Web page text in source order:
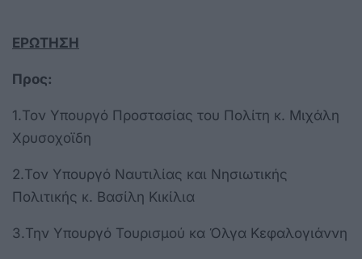
ΕΡΩΤΗΣΗ
Προς:
1.Τον Υπουργό Προστασίας του Πολίτη κ. Μιχάλη
Χρυσοχοϊδη
2.Τον Υπουργό Ναυτιλίας και Νησιωτικής
Πολιτικής κ. Βασίλη Κικίλια
3.Την Υπουργό Τουρισμού κα Όλγα Κεφαλογιάννη